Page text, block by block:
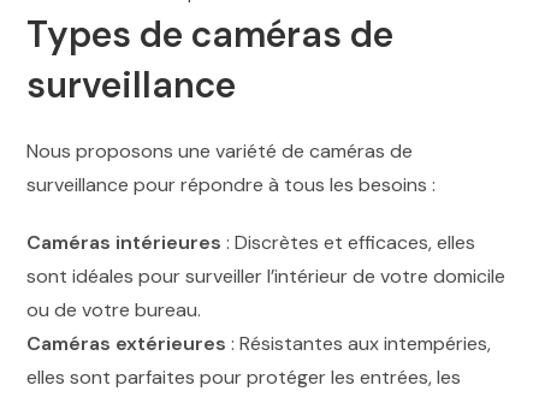
Types de caméras de
surveillance
Nous proposons une variété de caméras de
surveillance pour répondre à tous les besoins :
Caméras intérieures : Discrètes et efficaces, elles
sont idéales pour surveiller l’intérieur de votre domicile
ou de votre bureau.
Caméras extérieures : Résistantes aux intempéries,
elles sont parfaites pour protéger les entrées, les